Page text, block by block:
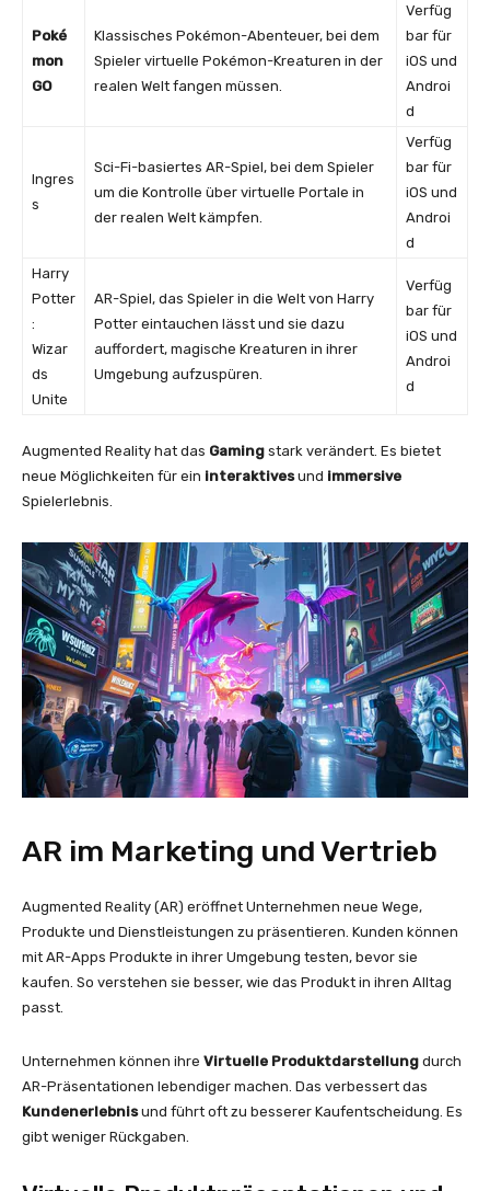
Poké
mon
GO
Klassisches Pokémon-Abenteuer, bei dem
Spieler virtuelle Pokémon-Kreaturen in der
realen Welt fangen müssen.
Verfüg
bar für
iOS und
Androi
d
Ingres
s
Sci-Fi-basiertes AR-Spiel, bei dem Spieler
um die Kontrolle über virtuelle Portale in
der realen Welt kämpfen.
Verfüg
bar für
iOS und
Androi
d
Harry
Potter
:
Wizar
ds
Unite
AR-Spiel, das Spieler in die Welt von Harry
Potter eintauchen lässt und sie dazu
auffordert, magische Kreaturen in ihrer
Umgebung aufzuspüren.
Verfüg
bar für
iOS und
Androi
d
Augmented Reality hat das Gaming stark verändert. Es bietet
neue Möglichkeiten für ein interaktivesund immersive
Spielerlebnis.
AR im Marketing und Vertrieb
Augmented Reality (AR) eröffnet Unternehmen neue Wege,
Produkte und Dienstleistungen zu präsentieren. Kunden können
mit AR-Apps Produkte in ihrer Umgebung testen, bevor sie
kaufen. So verstehen sie besser, wie das Produkt in ihren Alltag
passt.
Unternehmen können ihre Virtuelle Produktdarstellung durch
AR-Präsentationen lebendiger machen. Das verbessert das
Kundenerlebnisund führt oft zu besserer Kaufentscheidung. Es
gibt weniger Rückgaben.